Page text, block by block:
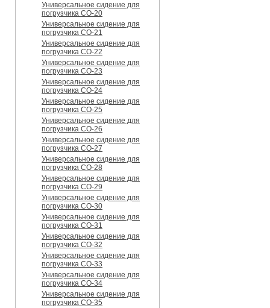
Универсальное сидение для
погрузчика CO-20
Универсальное сидение для
погрузчика CO-21
Универсальное сидение для
погрузчика CO-22
Универсальное сидение для
погрузчика CO-23
Универсальное сидение для
погрузчика CO-24
Универсальное сидение для
погрузчика CO-25
Универсальное сидение для
погрузчика CO-26
Универсальное сидение для
погрузчика CO-27
Универсальное сидение для
погрузчика CO-28
Универсальное сидение для
погрузчика CO-29
Универсальное сидение для
погрузчика CO-30
Универсальное сидение для
погрузчика CO-31
Универсальное сидение для
погрузчика CO-32
Универсальное сидение для
погрузчика CO-33
Универсальное сидение для
погрузчика CO-34
Универсальное сидение для
погрузчика CO-35